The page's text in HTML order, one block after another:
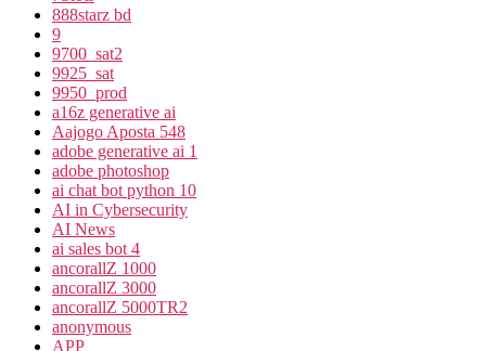
888starz bd
9
9700_sat2
9925_sat
9950_prod
a16z generative ai
Aajogo Aposta 548
adobe generative ai 1
adobe photoshop
ai chat bot python 10
AI in Cybersecurity
AI News
ai sales bot 4
ancorallZ 1000
ancorallZ 3000
ancorallZ 5000TR2
anonymous
APP